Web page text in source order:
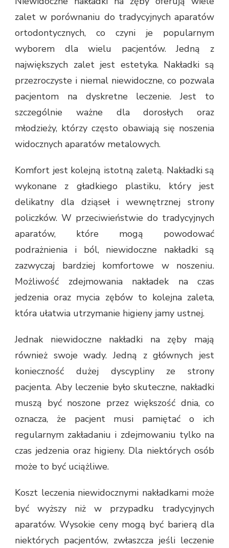
zalet w porównaniu do tradycyjnych aparatów
ortodontycznych, co czyni je popularnym
wyborem dla wielu pacjentów. Jedną z
największych zalet jest estetyka. Nakładki są
przezroczyste i niemal niewidoczne, co pozwala
pacjentom na dyskretne leczenie. Jest to
szczególnie ważne dla dorosłych oraz
młodzieży, którzy często obawiają się noszenia
widocznych aparatów metalowych.
Komfort jest kolejną istotną zaletą. Nakładki są
wykonane z gładkiego plastiku, który jest
delikatny dla dziąseł i wewnętrznej strony
policzków. W przeciwieństwie do tradycyjnych
aparatów, które mogą powodować
podrażnienia i ból, niewidoczne nakładki są
zazwyczaj bardziej komfortowe w noszeniu.
Możliwość zdejmowania nakładek na czas
jedzenia oraz mycia zębów to kolejna zaleta,
która ułatwia utrzymanie higieny jamy ustnej.
Jednak niewidoczne nakładki na zęby mają
również swoje wady. Jedną z głównych jest
konieczność dużej dyscypliny ze strony
pacjenta. Aby leczenie było skuteczne, nakładki
muszą być noszone przez większość dnia, co
oznacza, że pacjent musi pamiętać o ich
regularnym zakładaniu i zdejmowaniu tylko na
czas jedzenia oraz higieny. Dla niektórych osób
może to być uciążliwe.
Koszt leczenia niewidocznymi nakładkami może
być wyższy niż w przypadku tradycyjnych
aparatów. Wysokie ceny mogą być barierą dla
niektórych pacjentów, zwłaszcza jeśli leczenie